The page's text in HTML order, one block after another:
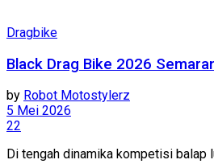
Dragbike
Black Drag Bike 2026
by Robot Motostylerz
5 Mei 2026
22
Di tengah dinamika kompetisi balap